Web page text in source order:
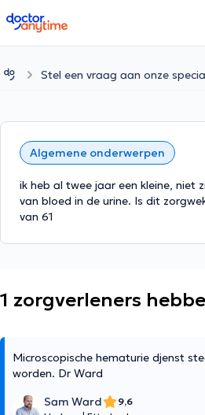
doctoranytime
Stel een vraag aan onze
Algemene onderwerpen
ik heb al twee jaar een kleine, niet
van bloed in de urine. Is dit
van 61
1 zorgverleners
Microscopische hematurie djenst
worden. Dr Ward
Sam Ward
9,6